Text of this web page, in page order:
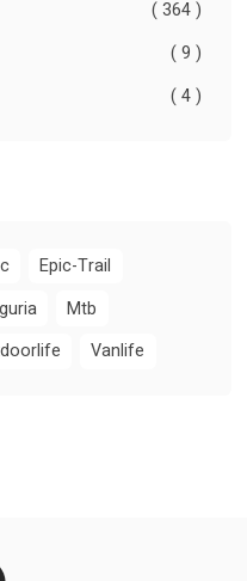
( 364 )
( 9 )
( 4 )
Epic-Trail
Mtb
Vanlife